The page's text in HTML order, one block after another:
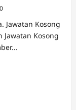
0
Jawatan Kosong
Jawatan Kosong